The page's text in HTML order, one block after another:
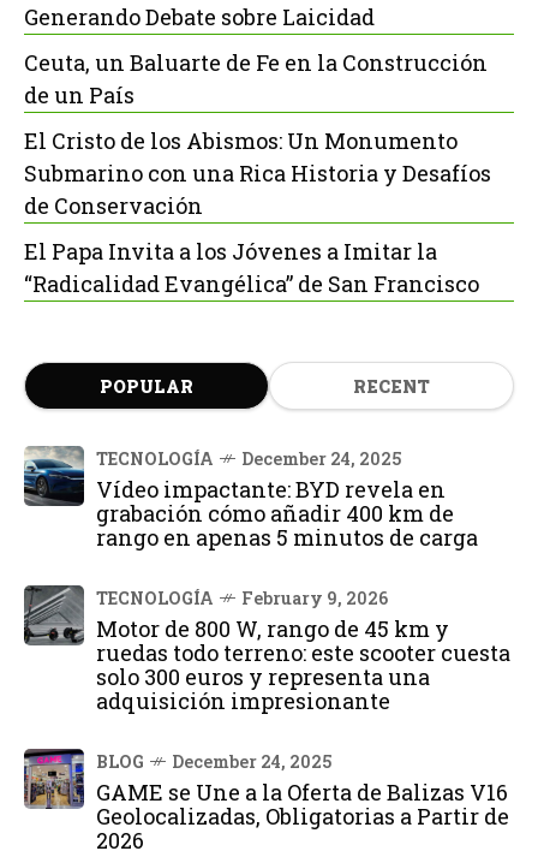
Generando Debate sobre Laicidad
Ceuta, un Baluarte de Fe en la Construcción
de un País
El Cristo de los Abismos: Un Monumento
Submarino con una Rica Historia y Desafíos
de Conservación
El Papa Invita a los Jóvenes a Imitar la
“Radicalidad Evangélica” de San Francisco
POPULAR RECENT
TECNOLOGÍA December 24, 2025
Vídeo impactante: BYD revela en
grabación cómo añadir 400 km de
rango en apenas 5 minutos de carga
TECNOLOGÍA February 9, 2026
Motor de 800 W, rango de 45 km y
ruedas todo terreno: este scooter cuesta
solo 300 euros y representa una
adquisición impresionante
BLOG December 24, 2025
GAME se Une a la Oferta de Balizas V16
Geolocalizadas, Obligatorias a Partir de
2026